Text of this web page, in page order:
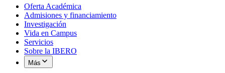
Oferta Académica
Admisiones y financiamiento
Investigación
Vida en Campus
Servicios
Sobre la IBERO
Más